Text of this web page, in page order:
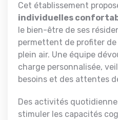
Cet établissement
individuelles
le bien-être de ses
permettent de profiter
plein air. Une équipe
charge personnalisée,
besoins et des attentes
Des activités
stimuler les capacités